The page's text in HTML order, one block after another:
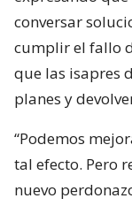
conversar
cumplir el fallo
que las isapres
planes y
“Podemos
tal efecto. Pero
nuevo